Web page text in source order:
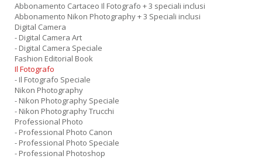
Abbonamento Cartaceo Il Fotografo + 3 speciali inclusi
Abbonamento Nikon Photography + 3 Speciali inclusi
Digital Camera
- Digital Camera Art
- Digital Camera Speciale
Fashion Editorial Book
Il Fotografo
- Il Fotografo Speciale
Nikon Photography
- Nikon Photography Speciale
- Nikon Photography Trucchi
Professional Photo
- Professional Photo Canon
- Professional Photo Speciale
- Professional Photoshop